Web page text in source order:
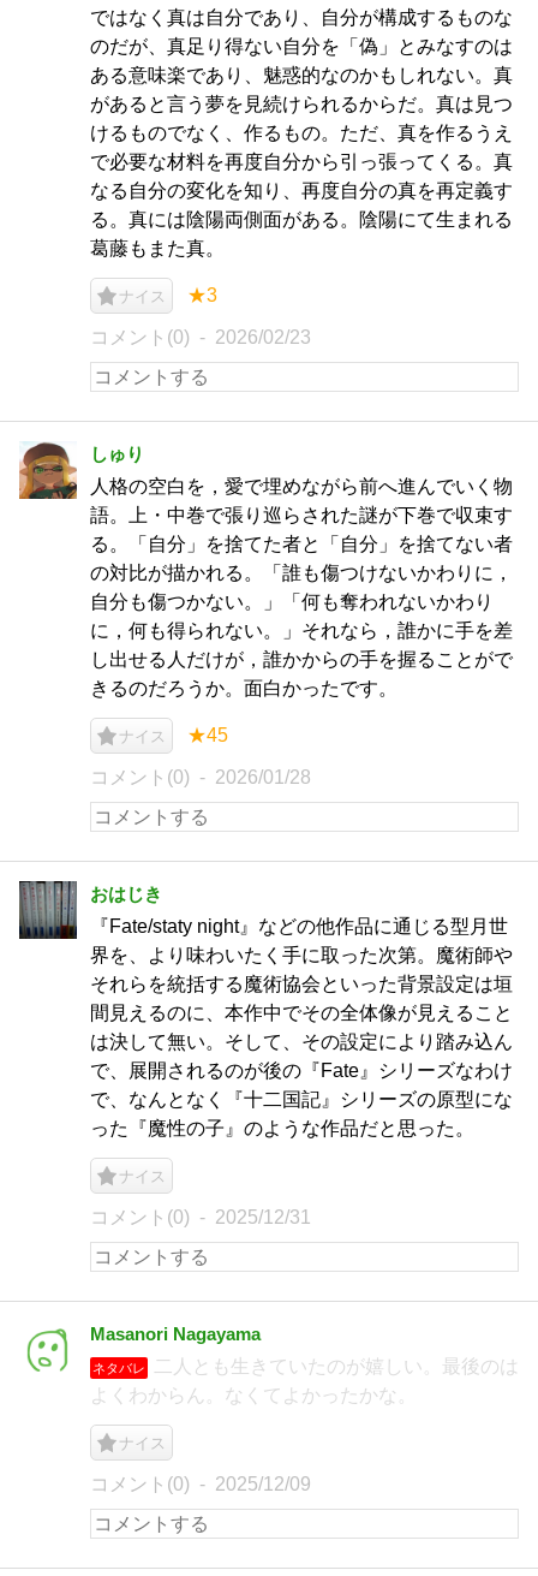
ではなく真は自分であり、自分が構成するものな
のだが、真足り得ない自分を「偽」とみなすのは
ある意味楽であり、魅惑的なのかもしれない。真
があると言う夢を見続けられるからだ。真は見つ
けるものでなく、作るもの。ただ、真を作るうえ
で必要な材料を再度自分から引っ張ってくる。真
なる自分の変化を知り、再度自分の真を再定義す
る。真には陰陽両側面がある。陰陽にて生まれる
葛藤もまた真。
ナイス ★3
コメント(0) 2026/02/23
しゅり
人格の空白を，愛で埋めながら前へ進んでいく物
語。上・中巻で張り巡らされた謎が下巻で収束す
る。「自分」を捨てた者と「自分」を捨てない者
の対比が描かれる。「誰も傷つけないかわりに，
自分も傷つかない。」「何も奪われないかわり
に，何も得られない。」それなら，誰かに手を差
し出せる人だけが，誰かからの手を握ることがで
きるのだろうか。面白かったです。
ナイス ★45
コメント(0) 2026/01/28
おはじき
『Fate/staty night』などの他作品に通じる型月世
界を、より味わいたく手に取った次第。魔術師や
それらを統括する魔術協会といった背景設定は垣
間見えるのに、本作中でその全体像が見えること
は決して無い。そして、その設定により踏み込ん
で、展開されるのが後の『Fate』シリーズなわけ
で、なんとなく『十二国記』シリーズの原型にな
った『魔性の子』のような作品だと思った。
ナイス
コメント(0) 2025/12/31
Masanori Nagayama
ネタバレ
二人とも生きていたのが嬉しい。最後のは
よくわからん。なくてよかったかな。
ナイス
コメント(0) 2025/12/09